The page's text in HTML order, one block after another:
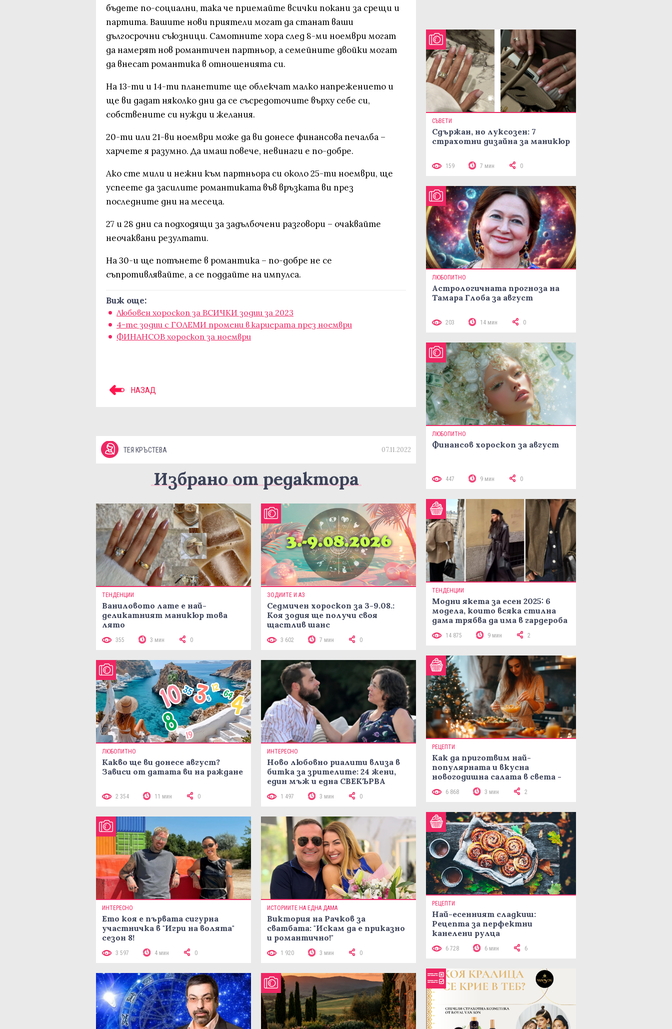
бъдете по-социални, така че приемайте всички покани за срещи и
партита. Вашите нови приятели могат да станат ваши
дългосрочни съюзници. Самотните хора след 8-ми ноември могат
да намерят нов романтичен партньор, а семейните двойки могат
да внесат романтика в отношенията си.
На 13-ти и 14-ти планетите ще облекчат малко напрежението и
ще ви дадат няколко дни да се съсредоточите върху себе си,
собствените си нужди и желания.
20-ти или 21-ви ноември може да ви донесе финансова печалба –
харчете я разумно. Да имаш повече, невинаги е по-добре.
Ако сте мили и нежни към партньора си около 25-ти ноември, ще
успеете да засилите романтиката във връзката ви през
последните дни на месеца.
27 и 28 дни са подходящи за задълбочени разговори – очаквайте
неочаквани резултати.
На 30-и ще потънете в романтика – по-добре не се
съпротивлявайте, а се поддайте на импулса.
Виж още:
Любовен хороскоп за ВСИЧКИ зодии за 2023
4-те зодии с ГОЛЕМИ промени в кариерата през ноември
ФИНАНСОВ хороскоп за ноември
НАЗАД
ТЕЯ КРЪСТЕВА 07.11.2022
Избрано от редактора
ТЕНДЕНЦИИ
Ваниловото лате е най-
деликатният маникюр това
лято
355 3 мин 0
ЗОДИИТЕ И АЗ
Седмичен хороскоп за 3-9.08.:
Коя зодия ще получи своя
щастлив шанс
3 602 7 мин 0
ЛЮБОПИТНО
Какво ще ви донесе август?
Зависи от датата ви на ражданe
2 354 11 мин 0
ИНТЕРЕСНО
Ново любовно риалити влиза в
битка за зрителите: 24 жени,
един мъж и една СВЕКЪРВА
1 497 3 мин 0
ИНТЕРЕСНО
Ето коя е първата сигурна
участничка в "Игри на волята"
сезон 8!
3 597 4 мин 0
ИСТОРИИТЕ НА ЕДНА ДАМА
Виктория на Рачков за
сватбата: "Искам да е приказно
и романтично!"
1 920 3 мин 0
СЪВЕТИ
Сдържан, но луксозен: 7
страхотни дизайна за маникюр
159 7 мин 0
ЛЮБОПИТНО
Астрологичната прогноза на
Тамара Глоба за август
203 14 мин 0
ЛЮБОПИТНО
Финансов хороскоп за август
447 9 мин 0
ТЕНДЕНЦИИ
Модни якета за есен 2025: 6
модела, които всяка стилна
дама трябва да има в гардероба
14 875 9 мин 2
РЕЦЕПТИ
Как да приготвим най-
популярната и вкусна
новогодишна салата в света -
рецепта Мимоза
6 868 3 мин 2
РЕЦЕПТИ
Най-есенният сладкиш:
Рецепта за перфектни
канелени рулца
6 728 6 мин 6